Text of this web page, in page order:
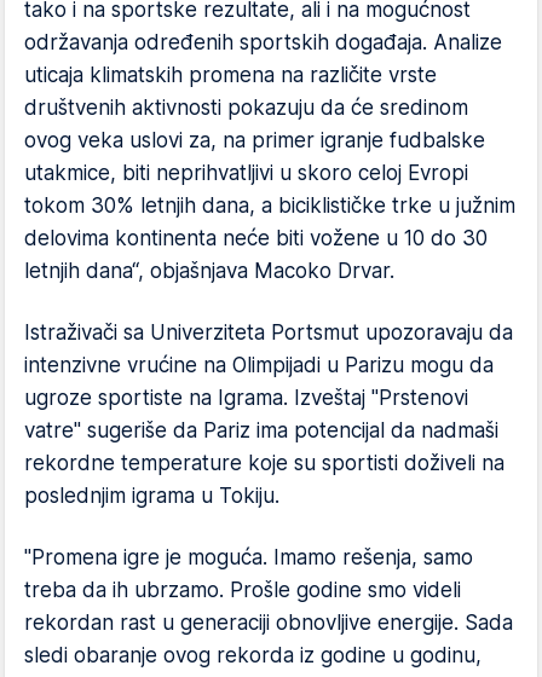
tako i na sportske rezultate, ali i na mogućnost
održavanja određenih sportskih događaja. Analize
uticaja klimatskih promena na različite vrste
društvenih aktivnosti pokazuju da će sredinom
ovog veka uslovi za, na primer igranje fudbalske
utakmice, biti neprihvatljivi u skoro celoj Evropi
tokom 30% letnjih dana, a biciklističke trke u južnim
delovima kontinenta neće biti vožene u 10 do 30
letnjih dana“, objašnjava Macoko Drvar.
Istraživači sa Univerziteta Portsmut upozoravaju da
intenzivne vrućine na Olimpijadi u Parizu mogu da
ugroze sportiste na Igrama. Izveštaj "Prstenovi
vatre" sugeriše da Pariz ima potencijal da nadmaši
rekordne temperature koje su sportisti doživeli na
poslednjim igrama u Tokiju.
"Promena igre je moguća. Imamo rešenja, samo
treba da ih ubrzamo. Prošle godine smo videli
rekordan rast u generaciji obnovljive energije. Sada
sledi obaranje ovog rekorda iz godine u godinu,